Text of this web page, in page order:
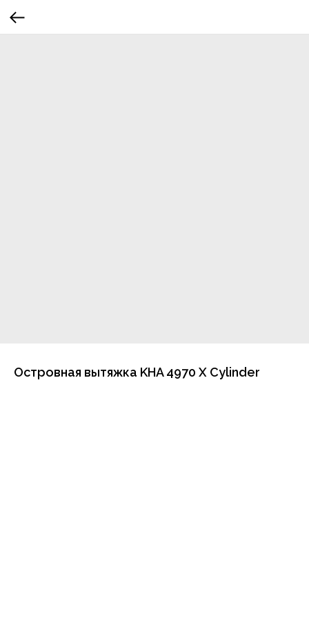
Островная вытяжка KHA 4970 X Cylinder